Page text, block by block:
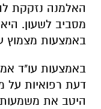
האלמנה נזקקת
מסביב לשעון.
באמצעות מצמוץ
באמצעות עו"ד
דעת רפואיות על
היטב את